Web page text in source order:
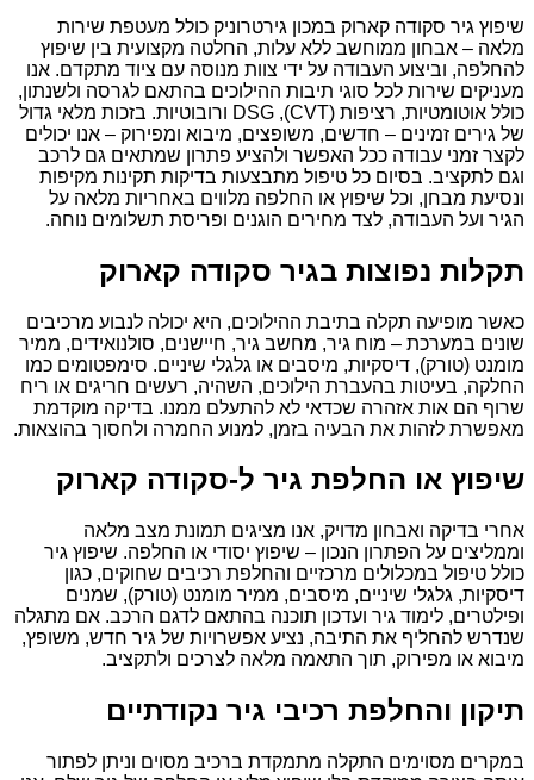
שיפוץ גיר סקודה קארוק במכון גירטרוניק כולל מעטפת שירות
מלאה – אבחון ממוחשב ללא עלות, החלטה מקצועית בין שיפוץ
להחלפה, וביצוע העבודה על ידי צוות מנוסה עם ציוד מתקדם. אנו
מעניקים שירות לכל סוגי תיבות ההילוכים בהתאם לגרסה ולשנתון,
כולל אוטומטיות, רציפות (CVT), DSG ורובוטיות. בזכות מלאי גדול
של גירים זמינים – חדשים, משופצים, מיבוא ומפירוק – אנו יכולים
לקצר זמני עבודה ככל האפשר ולהציע פתרון שמתאים גם לרכב
וגם לתקציב. בסיום כל טיפול מתבצעות בדיקות תקינות מקיפות
ונסיעת מבחן, וכל שיפוץ או החלפה מלווים באחריות מלאה על
הגיר ועל העבודה, לצד מחירים הוגנים ופריסת תשלומים נוחה.
תקלות נפוצות בגיר סקודה קארוק
כאשר מופיעה תקלה בתיבת ההילוכים, היא יכולה לנבוע מרכיבים
שונים במערכת – מוח גיר, מחשב גיר, חיישנים, סולנואידים, ממיר
מומנט (טורק), דיסקיות, מיסבים או גלגלי שיניים. סימפטומים כמו
החלקה, בעיטות בהעברת הילוכים, השהיה, רעשים חריגים או ריח
שרוף הם אות אזהרה שכדאי לא להתעלם ממנו. בדיקה מוקדמת
מאפשרת לזהות את הבעיה בזמן, למנוע החמרה ולחסוך בהוצאות.
שיפוץ או החלפת גיר ל-סקודה קארוק
אחרי בדיקה ואבחון מדויק, אנו מציגים תמונת מצב מלאה
וממליצים על הפתרון הנכון – שיפוץ יסודי או החלפה. שיפוץ גיר
כולל טיפול במכלולים מרכזיים והחלפת רכיבים שחוקים, כגון
דיסקיות, גלגלי שיניים, מיסבים, ממיר מומנט (טורק), שמנים
ופילטרים, לימוד גיר ועדכון תוכנה בהתאם לדגם הרכב. אם מתגלה
שנדרש להחליף את התיבה, נציע אפשרויות של גיר חדש, משופץ,
מיבוא או מפירוק, תוך התאמה מלאה לצרכים ולתקציב.
תיקון והחלפת רכיבי גיר נקודתיים
במקרים מסוימים התקלה מתמקדת ברכיב מסוים וניתן לפתור